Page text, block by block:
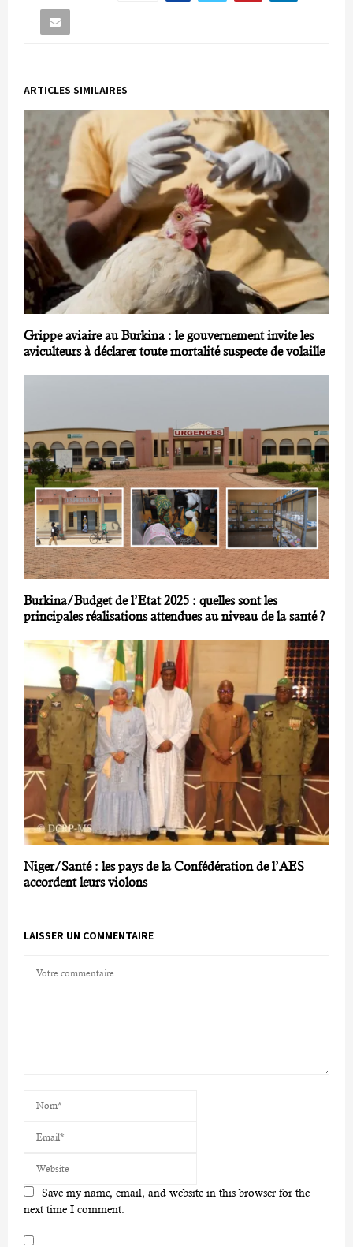
ARTICLES SIMILAIRES
Grippe aviaire au Burkina : le gouvernement invite les
aviculteurs à déclarer toute mortalité suspecte de volaille
Burkina/Budget de l’Etat 2025 : quelles sont les
principales réalisations attendues au niveau de la santé ?
Niger/Santé : les pays de la Confédération de l’AES
accordent leurs violons
LAISSER UN COMMENTAIRE
Save my name, email, and website in this browser for the
next time I comment.